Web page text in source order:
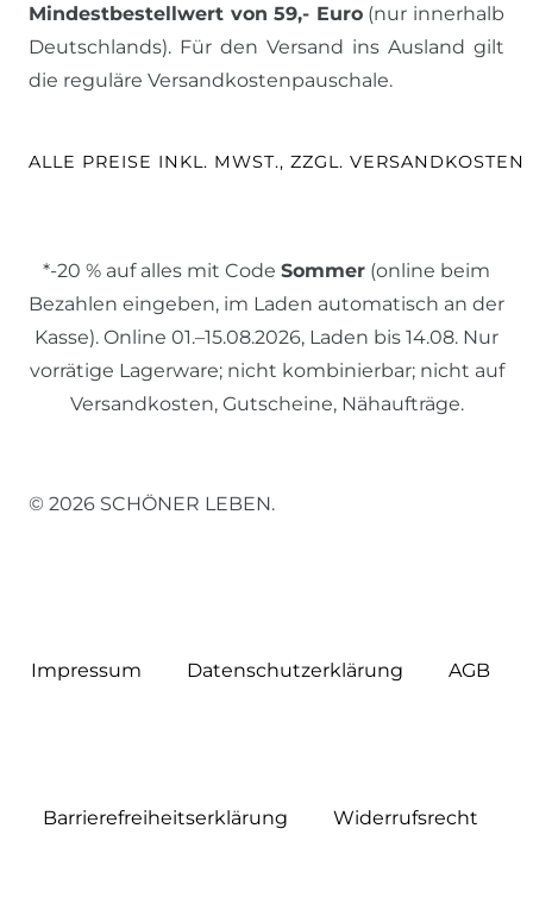
Mindestbestellwert von 59,- Euro(nur innerhalb
Deutschlands). Für den Versand ins Ausland gilt
die reguläre Versandkostenpauschale.
ALLE PREISE INKL. MWST., ZZGL. VERSANDKOSTEN
*-20 % auf alles mit Code Sommer (online beim
Bezahlen eingeben, im Laden automatisch an der
Kasse). Online 01.–15.08.2026, Laden bis 14.08. Nur
vorrätige Lagerware; nicht kombinierbar; nicht auf
Versandkosten, Gutscheine, Nähaufträge.
© 2026 SCHÖNER LEBEN.
Impressum Daten­schutz­erklärung AGB
Barrierefreiheitserklärung Widerrufs­recht